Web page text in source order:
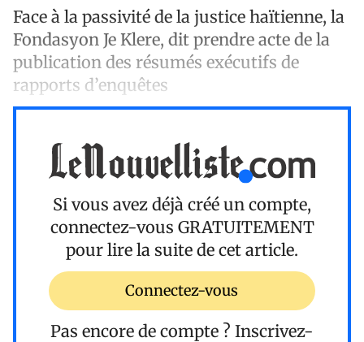
Face à la passivité de la justice haïtienne, la
Fondasyon Je Klere, dit prendre acte de la
publication des résumés exécutifs de
rapports d’enquêtes
Si vous avez déjà créé un compte,
connectez-vous GRATUITEMENT
pour lire la suite de cet article.
Connectez-vous
Pas encore de compte ? Inscrivez-